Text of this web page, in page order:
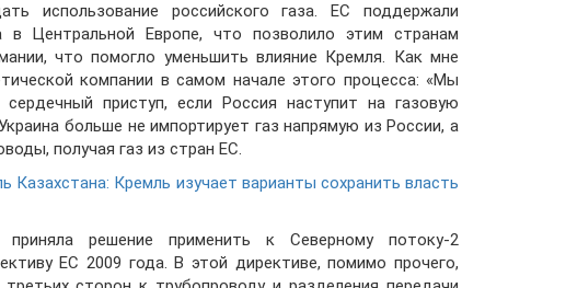
использование российского газа. ЕС поддержали
в Центральной Европе, что позволило этим странам
что помогло уменьшить влияние Кремля. Как мне
компании в самом начале этого процесса: «Мы
приступ, если Россия наступит на газовую
больше не импортирует газ напрямую из России, а
получая газ из стран ЕС.
Казахстана: Кремль изучает варианты сохранить власть
решение применить к Северному потоку-2
ЕС 2009 года. В этой директиве, помимо прочего,